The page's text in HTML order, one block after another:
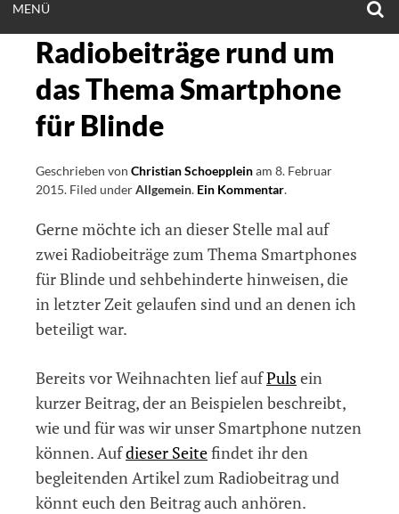
MENÜ
MENU
Radiobeiträge rund um
das Thema Smartphone
für Blinde
Geschrieben von Christian Schoeppleinam 8. Februar
2015. Filed underAllgemein. Ein Kommentaron
rund
das
Thema
Smartphone
.
Gerne möchte ich an dieser Stelle mal auf
zwei Radiobeiträge zum Thema Smartphones
für Blinde und sehbehinderte hinweisen, die
in letzter Zeit gelaufen sind und an denen ich
beteiligt war.
Bereits vor Weihnachten lief aufPuls ein
kurzer Beitrag, der an Beispielen beschreibt,
wie und für was wir unser Smartphone nutzen
können. Aufdieser Seitefindet ihr den
begleitenden Artikel zum Radiobeitrag und
könnt euch den Beitrag auch anhören.